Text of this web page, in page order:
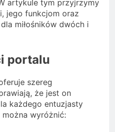
artykule tym przyjrzymy
jego funkcjom oraz
miłośników dwóch i
portalu
szereg
że jest on
każdego entuzjasty
wyróżnić: